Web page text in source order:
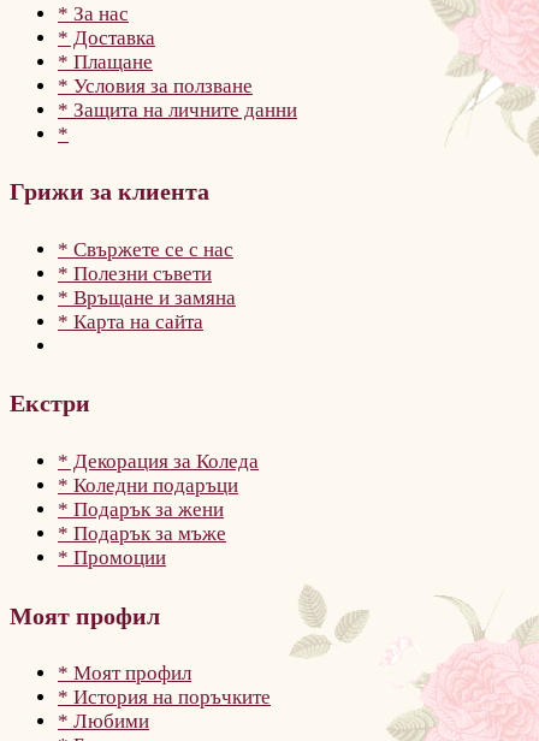
* За нас
* Доставка
* Плащане
* Условия за ползване
* Защита на личните данни
*
Грижи за клиента
* Свържете се с нас
* Полезни съвети
* Връщане и замяна
* Карта на сайта
Екстри
* Декорация за Коледа
* Коледни подаръци
* Подарък за жени
* Подарък за мъже
* Промоции
Моят профил
* Моят профил
* История на поръчките
* Любими